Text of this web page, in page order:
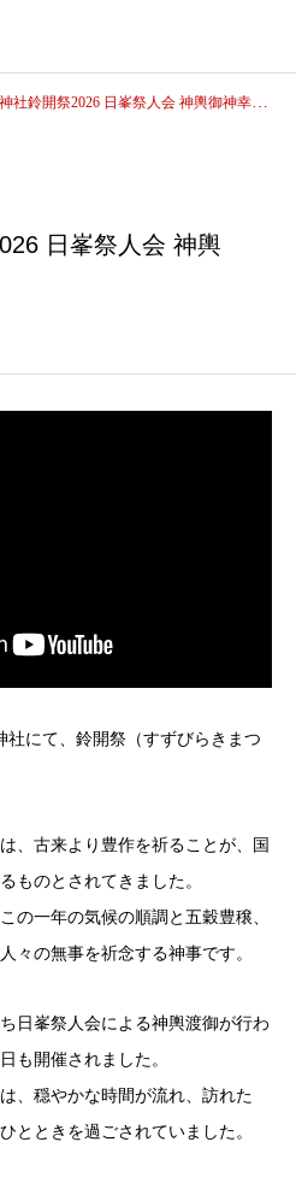
社鈴開祭2026 日峯祭人会 神輿御神幸動画
日峯祭人会 神輿
社にて、鈴開祭（すずびらきまつ
、古来より豊作を祈ることが、国
ものとされてきました。
の一年の気候の順調と五穀豊穣、
々の無事を祈念する神事です。
日峯祭人会による神輿渡御が行わ
も開催されました。
、穏やかな時間が流れ、訪れた
とときを過ごされていました。